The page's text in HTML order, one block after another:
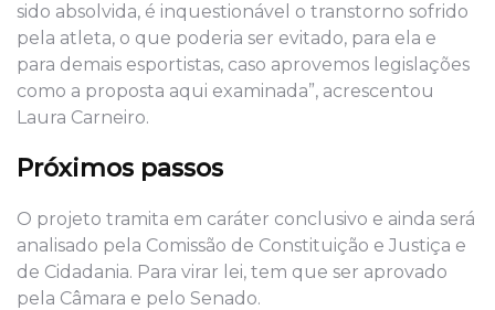
sido absolvida, é inquestionável o transtorno sofrido
pela atleta, o que poderia ser evitado, para ela e
para demais esportistas, caso aprovemos legislações
como a proposta aqui examinada”, acrescentou
Laura Carneiro.
Próximos passos
O projeto tramita em caráter conclusivo e ainda será
analisado pela Comissão de Constituição e Justiça e
de Cidadania. Para virar lei, tem que ser aprovado
pela Câmara e pelo Senado.